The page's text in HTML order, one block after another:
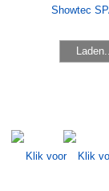
Laden...